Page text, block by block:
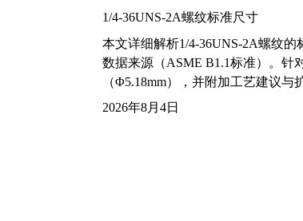
1/4-36UNS-2A螺纹标准尺寸
本文详细解析1/4-36UNS-2A螺纹
数据来源（ASME B1.1标准）。针
（Φ5.18mm），并附加工艺建议与
2026年8月4日